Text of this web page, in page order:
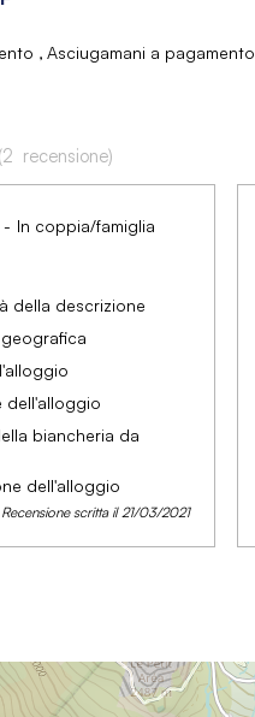
Asciugamani a pagamento
(2 recensione)
In coppia/famiglia
della descrizione
dell'alloggio
biancheria da
dell'alloggio
Recensione scritta il 21/03/2021